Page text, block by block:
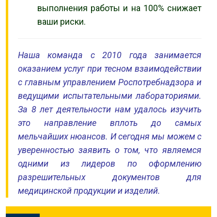
выполнения работы и на 100% снижает
ваши риски.
Наша команда с 2010 года занимается
оказанием услуг при тесном взаимодействии
с главным управлением Роспотребнадзора и
ведущими испытательными лабораториями.
За 8 лет деятельности нам удалось изучить
это направление вплоть до самых
мельчайших нюансов. И сегодня мы можем с
уверенностью заявить о том, что являемся
одними из лидеров по оформлению
разрешительных документов для
медицинской продукции и изделий.